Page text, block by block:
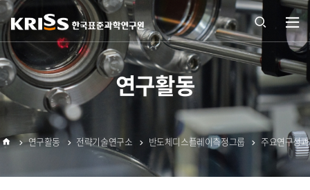
통합
검색
열기
열기
연구활동
연구활동 전략기술연구소 반도체디스플레이측정그룹 주요연구성과